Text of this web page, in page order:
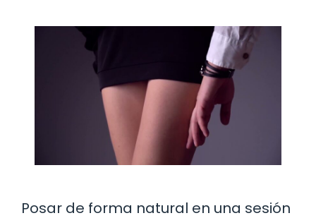
Posar de forma natural en una sesión